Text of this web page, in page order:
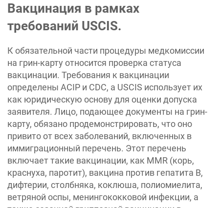
Вакцинация в рамках
требований USCIS.
К обязательной части процедуры медкомиссии
на грин-карту относится проверка статуса
вакцинации. Требования к вакцинации
определены ACIP и CDC, а USCIS использует их
как юридическую основу для оценки допуска
заявителя. Лицо, подающее документы на грин-
карту, обязано продемонстрировать, что оно
привито от всех заболеваний, включенных в
иммиграционный перечень. Этот перечень
включает такие вакцинации, как MMR (корь,
краснуха, паротит), вакцина против гепатита B,
дифтерии, столбняка, коклюша, полиомиелита,
ветряной оспы, менингококковой инфекции, а